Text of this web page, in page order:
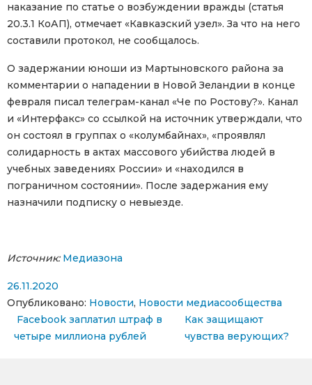
наказание по статье о возбуждении вражды (статья
20.3.1 КоАП), отмечает «Кавказский узел». За что на него
составили протокол, не сообщалось.
О задержании юноши из Мартыновского района за
комментарии о нападении в Новой Зеландии в конце
февраля писал телеграм-канал «Че по Ростову?». Канал
и «Интерфакс» со ссылкой на источник утверждали, что
он состоял в группах о «колумбайнах», «проявлял
солидарность в актах массового убийства людей в
учебных заведениях России» и «находился в
пограничном состоянии». После задержания ему
назначили подписку о невыезде.
Источник: Медиазона
26.11.2020
Опубликовано: Новости, Новости медиасообщества
Навигация по записям
Facebook заплатил штраф в
четыре миллиона рублей
Как защищают
чувства верующих?